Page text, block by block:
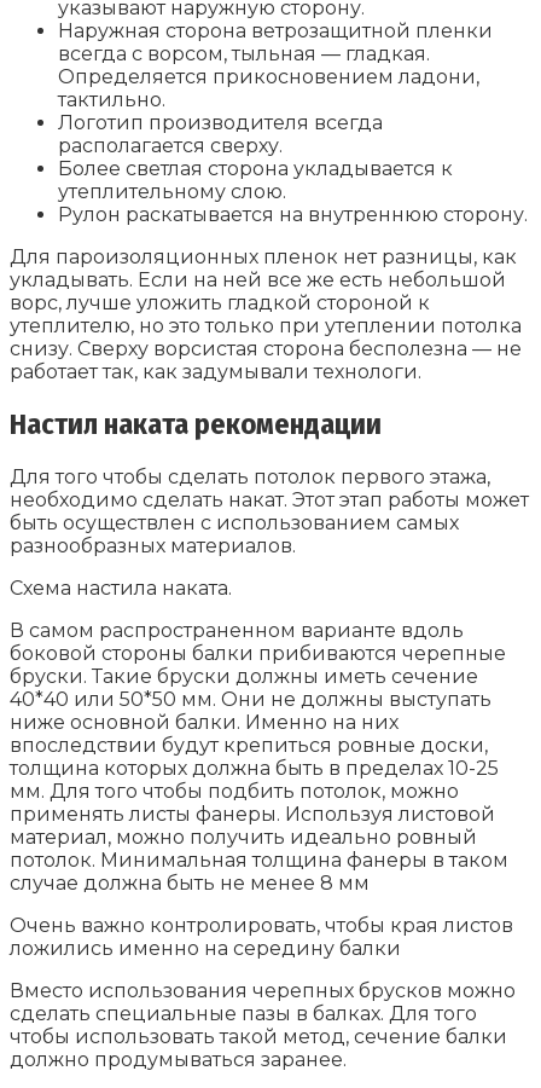
указывают наружную сторону.
Наружная сторона ветрозащитной пленки
всегда с ворсом, тыльная — гладкая.
Определяется прикосновением ладони,
тактильно.
Логотип производителя всегда
располагается сверху.
Более светлая сторона укладывается к
утеплительному слою.
Рулон раскатывается на внутреннюю сторону.
Для пароизоляционных пленок нет разницы, как
укладывать. Если на ней все же есть небольшой
ворс, лучше уложить гладкой стороной к
утеплителю, но это только при утеплении потолка
снизу. Сверху ворсистая сторона бесполезна — не
работает так, как задумывали технологи.
Настил наката рекомендации
Для того чтобы сделать потолок первого этажа,
необходимо сделать накат. Этот этап работы может
быть осуществлен с использованием самых
разнообразных материалов.
Схема настила наката.
В самом распространенном варианте вдоль
боковой стороны балки прибиваются черепные
бруски. Такие бруски должны иметь сечение
40*40 или 50*50 мм. Они не должны выступать
ниже основной балки. Именно на них
впоследствии будут крепиться ровные доски,
толщина которых должна быть в пределах 10-25
мм. Для того чтобы подбить потолок, можно
применять листы фанеры. Используя листовой
материал, можно получить идеально ровный
потолок. Минимальная толщина фанеры в таком
случае должна быть не менее 8 мм
Очень важно контролировать, чтобы края листов
ложились именно на середину балки
Вместо использования черепных брусков можно
сделать специальные пазы в балках. Для того
чтобы использовать такой метод, сечение балки
должно продумываться заранее.